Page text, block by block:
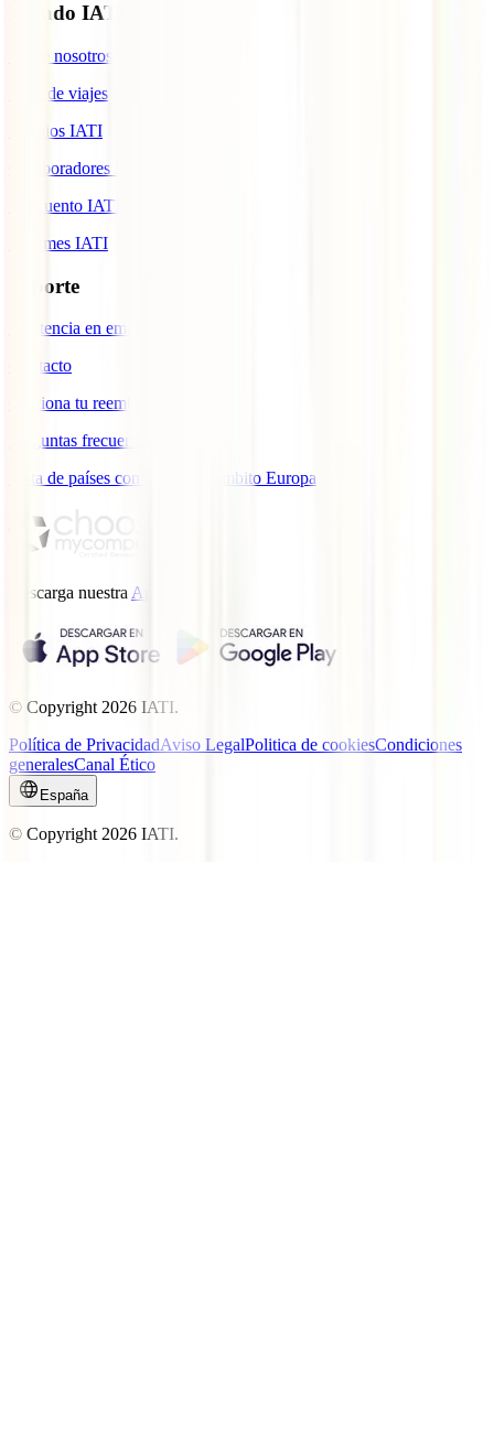
Mundo IATI
Sobre nosotros
Blog de viajes
Premios IATI
Colaboradores IATI
Descuento IATI
Informes IATI
Soporte
Asistencia en emergencias
Contacto
Gestiona tu reembolso
Preguntas frecuentes
Lista de países con cobertura ámbito Europa
Descarga nuestra App.
© Copyright 2026 IATI.
Política de PrivacidadAviso LegalPolitica de cookiesCondiciones
generalesCanal Ético
España
© Copyright 2026 IATI.